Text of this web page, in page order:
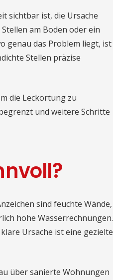
sichtbar ist, die Ursache
am Boden oder ein
genau das Problem liegt, ist
Stellen präzise
die Leckortung zu
und weitere Schritte
sind feuchte Wände,
hohe Wasserrechnungen.
Ursache ist eine gezielte
über sanierte Wohnungen